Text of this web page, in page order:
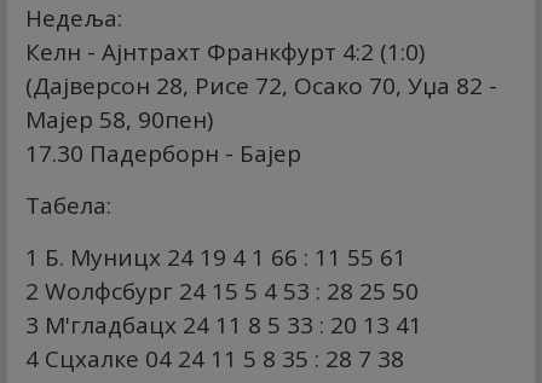
Недеља:
Келн - Ајнтрахт Франкфурт 4:2 (1:0)
(Дајверсон 28, Рисе 72, Осако 70, Уџа 82 -
Мајер 58, 90пен)
17.30 Падерборн - Бајер
Табела:
1 Б. Муницх 24 19 4 1 66 : 11 55 61
2 Wолфсбург 24 15 5 4 53 : 28 25 50
3 М'гладбацх 24 11 8 5 33 : 20 13 41
4 Сцхалке 04 24 11 5 8 35 : 28 7 38